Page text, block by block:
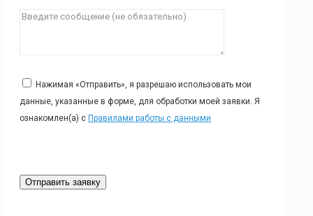
Нажимая «Отправить», я разрешаю использовать мои
данные, указанные в форме, для обработки моей заявки. Я
ознакомлен(а) с Правилами работы с данными